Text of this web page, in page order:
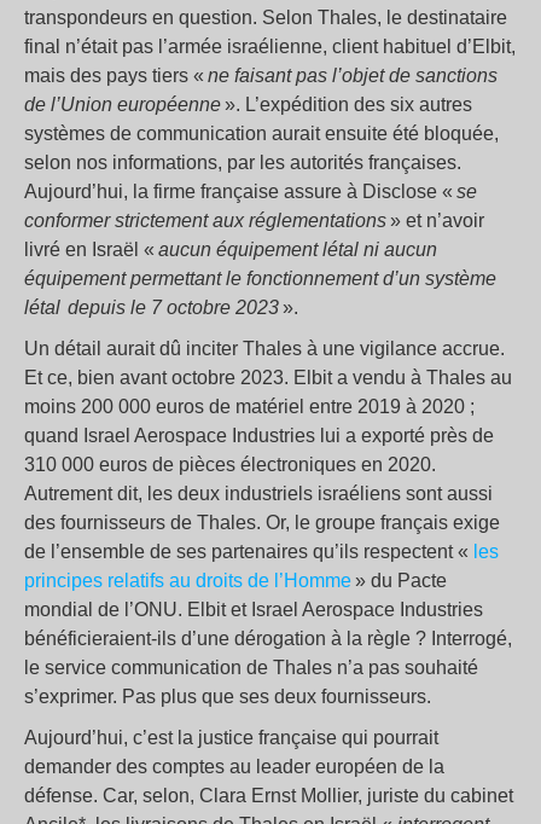
transpondeurs en question. Selon Thales, le destinataire
final n’était pas l’armée israélienne, client habituel d’Elbit,
mais des pays tiers « ne faisant pas l’objet de sanctions
de l’Union européenne». L’expédition des six autres
systèmes de communication aurait ensuite été bloquée,
selon nos informations, par les autorités françaises.
Aujourd’hui, la firme française assure à Disclose « se
conformer strictement aux réglementations» et n’avoir
livré en Israël « aucun équipement létal ni aucun
équipement permettant le fonctionnement d’un système
létal depuis le 7 octobre 2023».
Un détail aurait dû inciter Thales à une vigilance accrue.
Et ce, bien avant octobre 2023. Elbit a vendu à Thales au
moins 200 000 euros de matériel entre 2019 à 2020 ;
quand Israel Aerospace Industries lui a exporté près de
310 000 euros de pièces électroniques en 2020.
Autrement dit, les deux industriels israéliens sont aussi
des fournisseurs de Thales. Or, le groupe français exige
de l’ensemble de ses partenaires qu’ils respectent « les
principes relatifs au droits de l’Homme» du Pacte
mondial de l’ONU. Elbit et Israel Aerospace Industries
bénéficieraient-ils d’une dérogation à la règle ? Interrogé,
le service communication de Thales n’a pas souhaité
s’exprimer. Pas plus que ses deux fournisseurs.
Aujourd’hui, c’est la justice française qui pourrait
demander des comptes au leader européen de la
défense. Car, selon, Clara Ernst Mollier, juriste du cabinet